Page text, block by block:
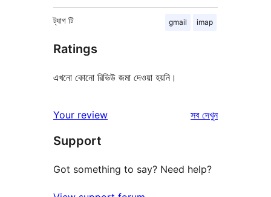
ট্যাগ gmail imap
টি
Ratings
এখনো কোনো রিভিউ জমা দেওয়া হয়নি।
Your review সবরিভিউ
দেখুন
Support
Got something to say? Need help?